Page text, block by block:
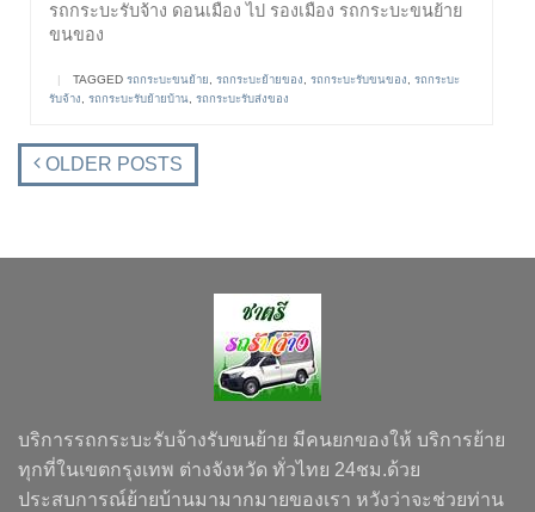
รถกระบะรับจ้าง ดอนเมือง ไป รองเมือง รถกระบะขนย้าย
ขนของ
| TAGGED รถกระบะขนย้าย, รถกระบะย้ายของ, รถกระบะรับขนของ, รถกระบะ
รับจ้าง, รถกระบะรับย้ายบ้าน, รถกระบะรับส่งของ
OLDER POSTS
บริการรถกระบะรับจ้างรับขนย้าย มีคนยกของให้ บริการย้าย
ทุกที่ในเขตกรุงเทพ ต่างจังหวัด ทั่วไทย 24ชม.ด้วย
ประสบการณ์ย้ายบ้านมามากมายของเรา หวังว่าจะช่วยท่าน